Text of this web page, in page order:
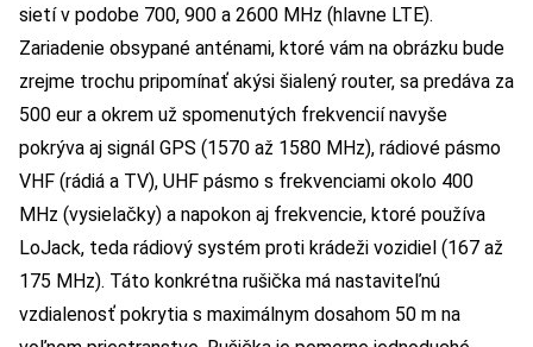
sietí v podobe 700, 900 a 2600 MHz (hlavne LTE).
Zariadenie obsypané anténami, ktoré vám na obrázku bude
zrejme trochu pripomínať akýsi šialený router, sa predáva za
500 eur a okrem už spomenutých frekvencií navyše
pokrýva aj signál GPS (1570 až 1580 MHz), rádiové pásmo
VHF (rádiá a TV), UHF pásmo s frekvenciami okolo 400
MHz (vysielačky) a napokon aj frekvencie, ktoré používa
LoJack, teda rádiový systém proti krádeži vozidiel (167 až
175 MHz). Táto konkrétna rušička má nastaviteľnú
vzdialenosť pokrytia s maximálnym dosahom 50 m na